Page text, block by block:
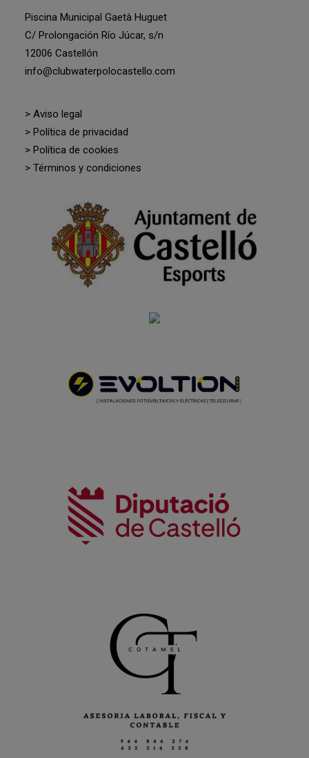
Piscina Municipal Gaetà Huguet
C/ Prolongación Río Júcar, s/n
12006 Castellón
info@clubwaterpolocastello.com
> Aviso legal
> Política de privacidad
> Política de cookies
> Términos y condiciones